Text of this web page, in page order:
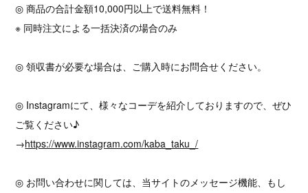
◎ 商品の合計金額10,000円以上で送料無料！
※ 同時注文による一括決済の場合のみ
◎ 領収書が必要な場合は、ご購入時にお問合せください。
◎ Instagramにて、様々なコーデを紹介しておりますので、ぜひ
ご覧ください♪
→https://www.instagram.com/kaba_taku_/
◎ お問い合わせに関しては、当サイトのメッセージ機能、もし